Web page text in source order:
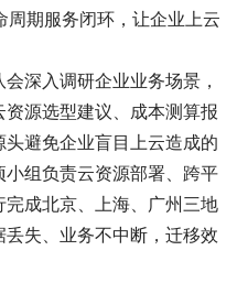
期服务闭环，让企业上云
深入调研企业业务场景，
源选型建议、成本测算报
避免企业盲目上云造成的
组负责云资源部署、跨平
成北京、上海、广州三地
失、业务不中断，迁移效